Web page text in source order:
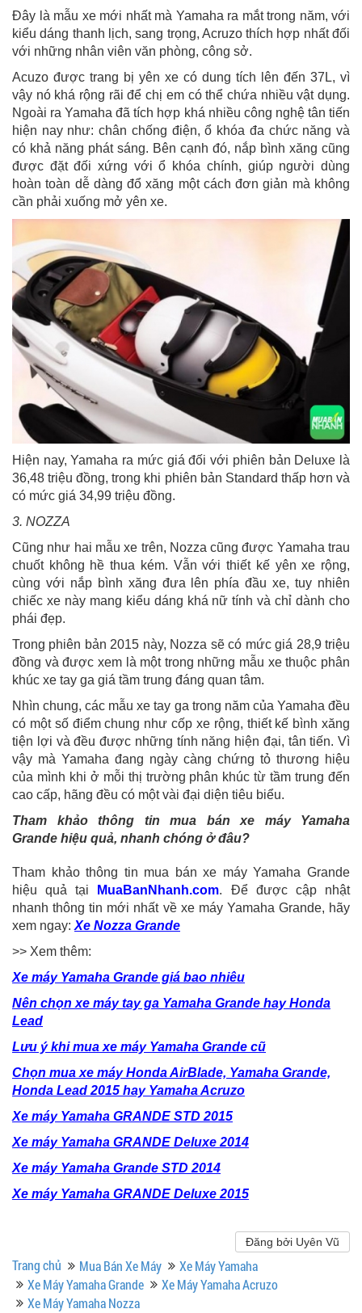
Đây là mẫu xe mới nhất mà Yamaha ra mắt trong năm, với
kiểu dáng thanh lịch, sang trọng, Acruzo thích hợp nhất đối
với những nhân viên văn phòng, công sở.
Acuzo được trang bị yên xe có dung tích lên đến 37L, vì
vậy nó khá rộng rãi để chị em có thể chứa nhiều vật dụng.
Ngoài ra Yamaha đã tích hợp khá nhiều công nghệ tân tiến
hiện nay như: chân chống điện, ổ khóa đa chức năng và
có khả năng phát sáng. Bên cạnh đó, nắp bình xăng cũng
được đặt đối xứng với ổ khóa chính, giúp người dùng
hoàn toàn dễ dàng đổ xăng một cách đơn giản mà không
cần phải xuống mở yên xe.
Hiện nay, Yamaha ra mức giá đối với phiên bản Deluxe là
36,48 triệu đồng, trong khi phiên bản Standard thấp hơn và
có mức giá 34,99 triệu đồng.
3. NOZZA
Cũng như hai mẫu xe trên, Nozza cũng được Yamaha trau
chuốt không hề thua kém. Vẫn với thiết kế yên xe rộng,
cùng với nắp bình xăng đưa lên phía đầu xe, tuy nhiên
chiếc xe này mang kiểu dáng khá nữ tính và chỉ dành cho
phái đẹp.
Trong phiên bản 2015 này, Nozza sẽ có mức giá 28,9 triệu
đồng và được xem là một trong những mẫu xe thuộc phân
khúc xe tay ga giá tầm trung đáng quan tâm.
Nhìn chung, các mẫu xe tay ga trong năm của Yamaha đều
có một số điểm chung như cốp xe rộng, thiết kế bình xăng
tiện lợi và đều được những tính năng hiện đại, tân tiến. Vì
vậy mà Yamaha đang ngày càng chứng tỏ thương hiệu
của mình khi ở mỗi thị trường phân khúc từ tầm trung đến
cao cấp, hãng đều có một vài đại diện tiêu biểu.
Tham khảo thông tin mua bán xe máy Yamaha
Grande hiệu quả, nhanh chóng ở đâu?
Tham khảo thông tin mua bán xe máy Yamaha Grande
hiệu quả tại
MuaBanNhanh.com. Để được cập nhật
nhanh thông tin mới nhất về xe máy Yamaha Grande, hãy
xem ngay: Xe Nozza Grande
>> Xem thêm:
Xe máy Yamaha Grande giá bao nhiêu
Nên chọn xe máy tay ga Yamaha Grande hay Honda
Lead
Lưu ý khi mua xe máy Yamaha Grande cũ
Chọn mua xe máy Honda AirBlade, Yamaha Grande,
Honda Lead 2015 hay Yamaha Acruzo
Xe máy Yamaha GRANDE STD 2015
Xe máy Yamaha GRANDE Deluxe 2014
Xe máy Yamaha Grande STD 2014
Xe máy Yamaha GRANDE Deluxe 2015
Đăng bởi Uyên Vũ
Trang chủ Mua Bán Xe Máy
Xe Máy Yamaha
Xe Máy Yamaha Grande
Xe Máy Yamaha Acruzo
Xe Máy Yamaha Nozza